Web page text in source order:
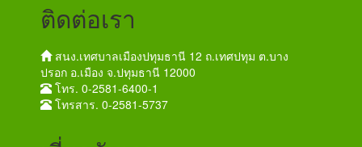
ติดต่อเรา
สนง.เทศบาลเมืองปทุมธานี 12 ถ.เทศปทุม ต.บาง
ปรอก อ.เมือง จ.ปทุมธานี 12000
โทร. 0-2581-6400-1
โทรสาร. 0-2581-5737